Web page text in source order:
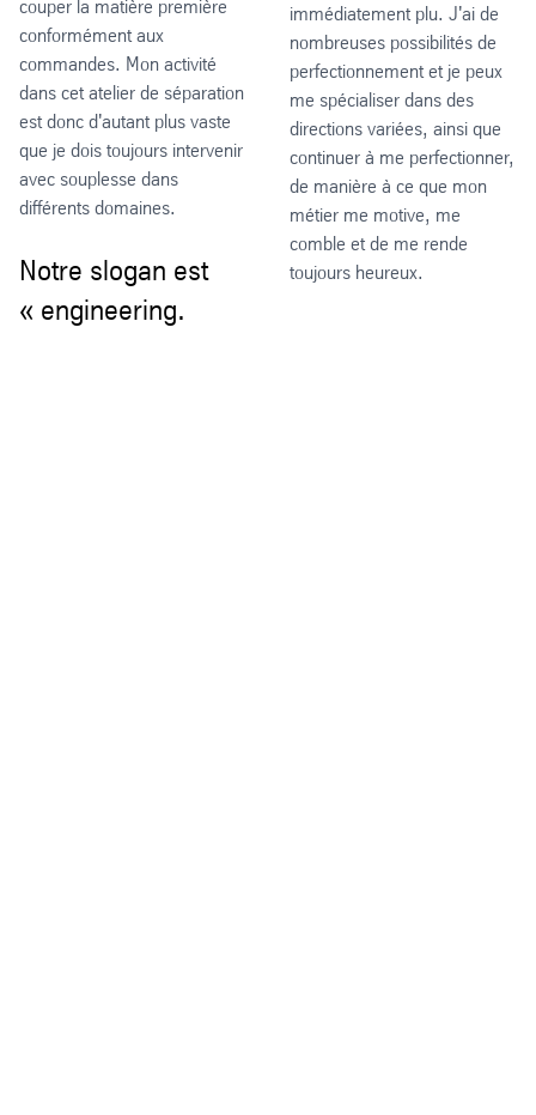
couper la matière première
conformément aux
commandes. Mon activité
dans cet atelier de séparation
est donc d'autant plus vaste
que je dois toujours intervenir
avec souplesse dans
différents domaines.
Notre slogan est
« engineering.
immédiatement plu. J'ai de
nombreuses possibilités de
perfectionnement et je peux
me spécialiser dans des
directions variées, ainsi que
continuer à me perfectionner,
de manière à ce que mon
métier me motive, me
comble et de me rende
toujours heureux.